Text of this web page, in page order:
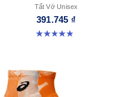
Tất Vớ Unisex
391.745 ₫
4.9 trong số 5 sao. 54 đánh giá